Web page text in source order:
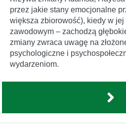
przez jakie stany emocjonalne
większa zbiorowość), kiedy w
zawodowym – zachodzą
zmiany zwraca uwagę na
psychologiczne i
wydarzeniom.